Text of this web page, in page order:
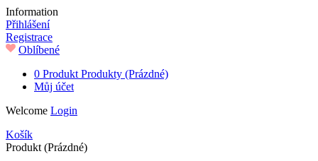
Information
Přihlášení
Registrace
Oblíbené
0 Produkt Produkty (Prázdné)
Můj účet
Welcome Login
Košík
Produkt (Prázdné)